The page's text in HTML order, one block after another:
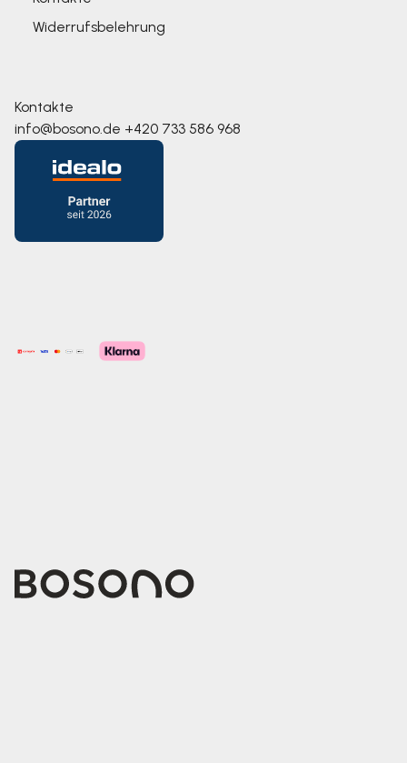
Widerrufsbelehrung
Kontakte
info@bosono.de +420 733 586 968